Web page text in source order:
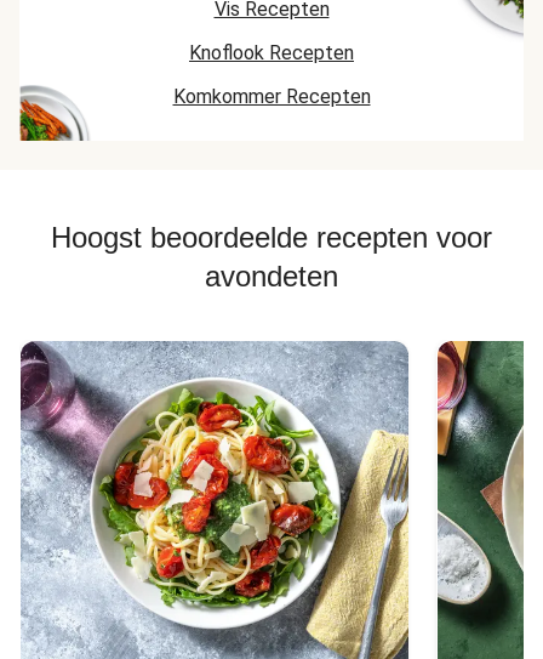
Vis Recepten
Knoflook Recepten
Komkommer Recepten
Hoogst beoordeelde recepten voor
avondeten